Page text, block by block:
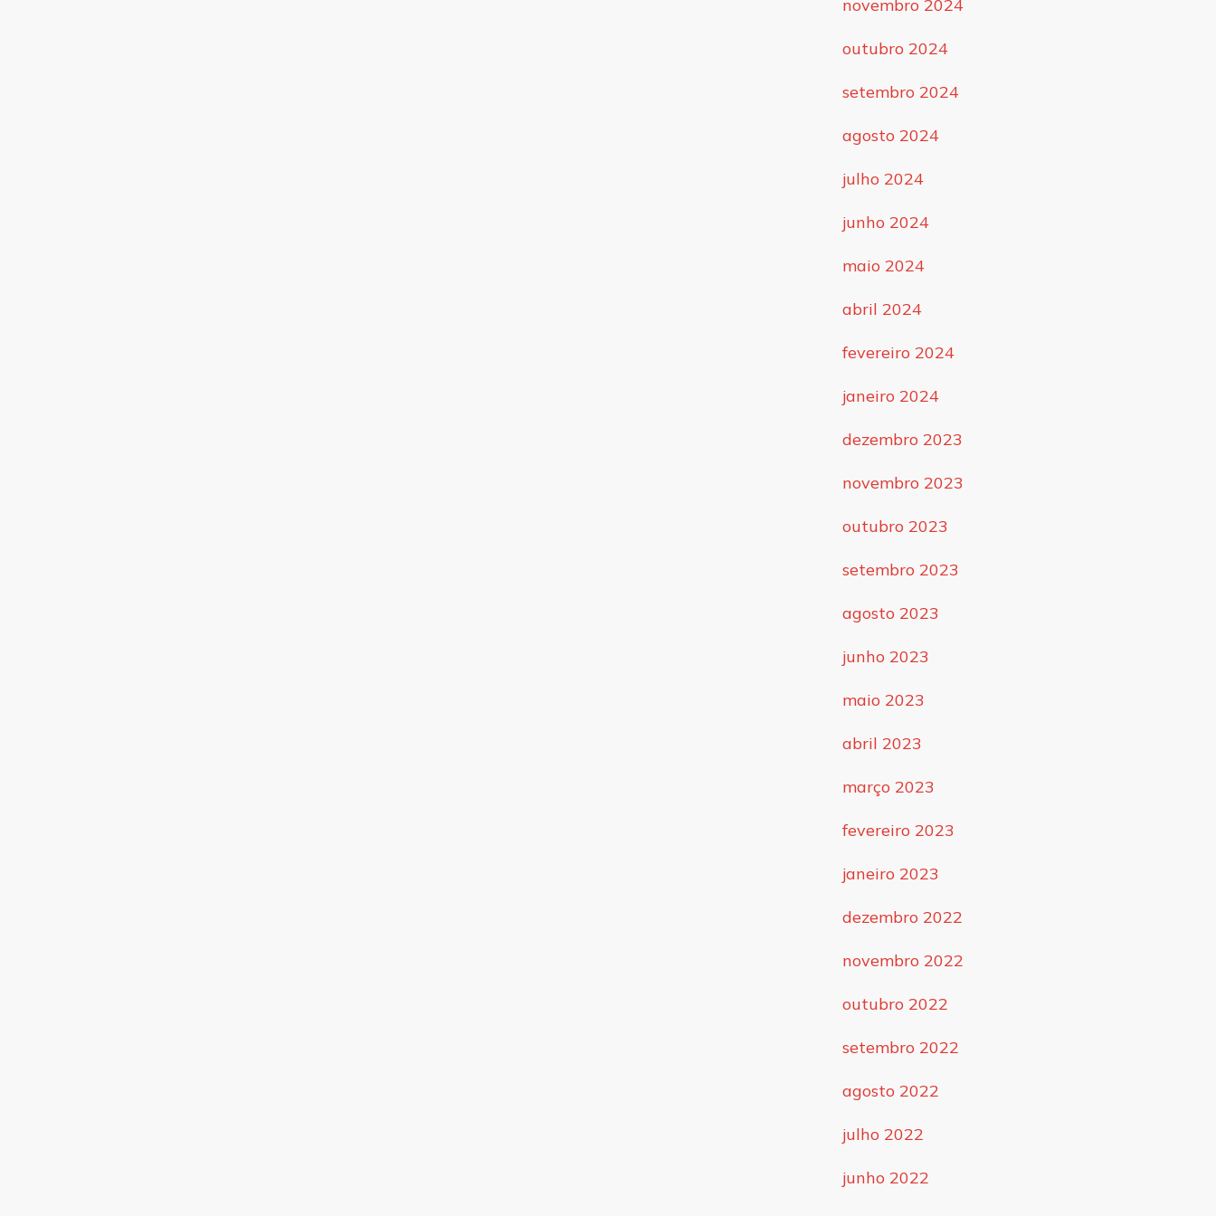
novembro 2024
outubro 2024
setembro 2024
agosto 2024
julho 2024
junho 2024
maio 2024
abril 2024
fevereiro 2024
janeiro 2024
dezembro 2023
novembro 2023
outubro 2023
setembro 2023
agosto 2023
junho 2023
maio 2023
abril 2023
março 2023
fevereiro 2023
janeiro 2023
dezembro 2022
novembro 2022
outubro 2022
setembro 2022
agosto 2022
julho 2022
junho 2022